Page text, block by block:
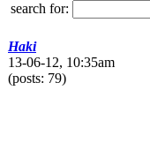
search for:
Haki
13-06-12, 10:35am
(posts: 79)